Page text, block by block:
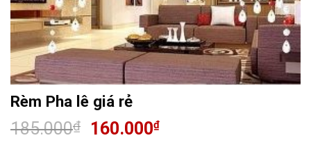
Rèm Pha lê giá rẻ
185.000₫ 160.000₫